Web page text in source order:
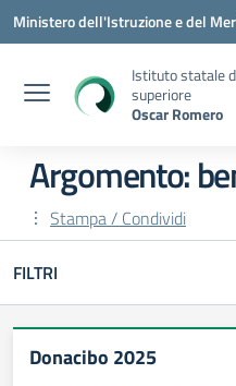
Vai ai contenuti
Vai al menu di navigazione
Vai al footer
Ministero dell'Istruzione e del
Istituto statale
superiore
Oscar Romero
Argomento:
Stampa / Condividi
FILTRI
Donacibo 2025